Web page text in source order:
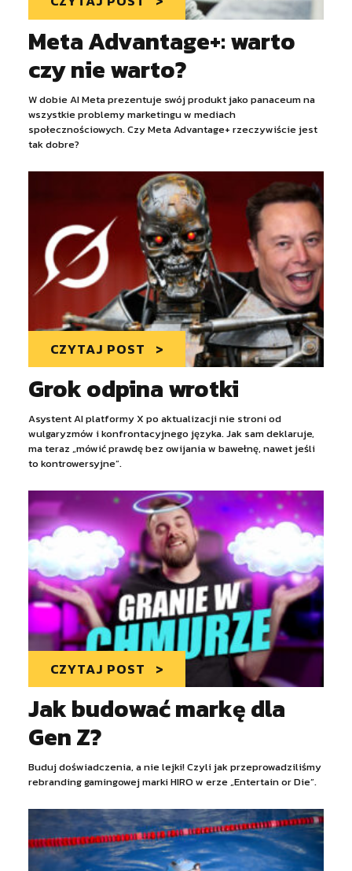
Meta Advantage+: warto
czy nie warto?
W dobie AI Meta prezentuje swój produkt jako panaceum na
wszystkie problemy marketingu w mediach
społecznościowych. Czy Meta Advantage+ rzeczywiście jest
tak dobre?
CZYTAJ POST
Grok odpina wrotki
Asystent AI platformy X po aktualizacji nie stroni od
wulgaryzmów i konfrontacyjnego języka. Jak sam deklaruje,
ma teraz „mówić prawdę bez owijania w bawełnę, nawet jeśli
to kontrowersyjne”.
CZYTAJ POST
Jak budować markę dla
Gen Z?
Buduj doświadczenia, a nie lejki! Czyli jak przeprowadziliśmy
rebranding gamingowej marki HIRO w erze „Entertain or Die”.